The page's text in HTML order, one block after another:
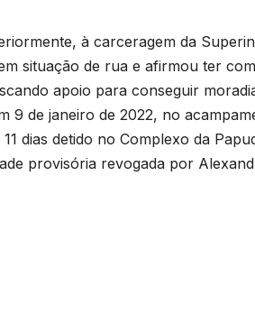
à carceragem da
situação de rua e afirmou ter
apoio para conseguir
9 de janeiro de 2022, no
dias detido no Complexo da
provisória revogada por